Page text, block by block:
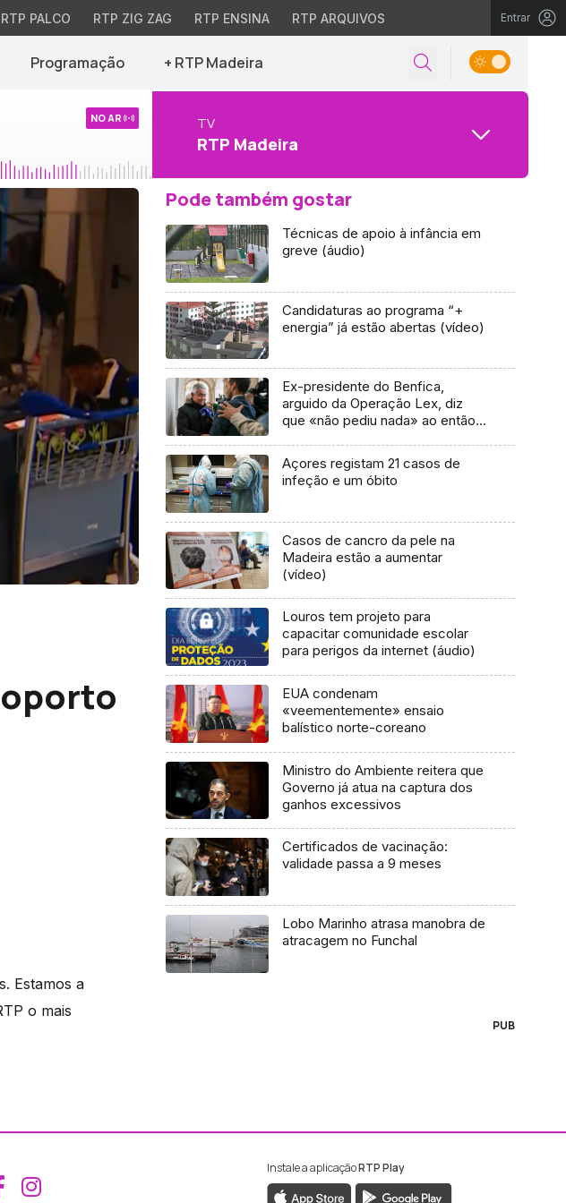
RTP PALCO RTP ZIG ZAG RTP ENSINA RTP ARQUIVOS Entrar
Programação + RTP Madeira
NO AR TV
RTP Madeira
Estamos a
o mais
Pode também gostar
Técnicas de apoio à infância em
greve (áudio)
Candidaturas ao programa “+
energia” já estão abertas (vídeo)
Ex-presidente do Benfica,
arguido da Operação Lex, diz
que «não pediu nada» ao então
Açores registam 21 casos de
infeção e um óbito
Casos de cancro da pele na
Madeira estão a aumentar
(vídeo)
Louros tem projeto para
capacitar comunidade escolar
para perigos da internet (áudio)
EUA condenam
«veementemente» ensaio
balístico norte-coreano
Ministro do Ambiente reitera que
Governo já atua na captura dos
ganhos excessivos
Certificados de vacinação:
validade passa a 9 meses
Lobo Marinho atrasa manobra de
atracagem no Funchal
PUB
Aceder ao Facebook da RTP Madeira
Aceder ao Instagram da RTP Madeira
Instale a aplicaçãoRTP Play